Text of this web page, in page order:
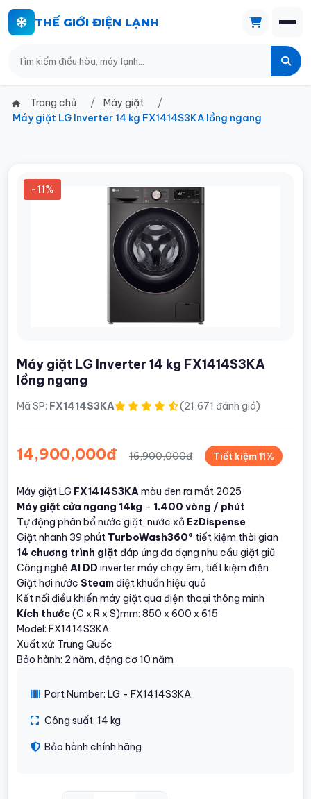
THẾ GIỚI ĐIỆN LẠNH
Trang chủ
Máy giặt
Máy giặt LG Inverter 14 kg FX1414S3KA lồng ngang
-11%
Máy giặt LG Inverter 14 kg FX1414S3KA
lồng ngang
Mã SP: FX1414S3KA (21,671 đánh giá)
14,900,000đ 16,900,000đ Tiết kiệm 11%
Máy giặt LG FX1414S3KA màu đen ra mắt 2025
Máy giặt cửa ngang 14kg – 1.400 vòng / phút
Tự động phân bổ nước giặt, nước xả EzDispense
Giặt nhanh 39 phút TurboWash360º tiết kiệm thời gian
14 chương trình giặt đáp ứng đa dạng nhu cầu giặt giũ
Công nghệ AI DD inverter máy chạy êm, tiết kiệm điện
Giặt hơi nước Steamdiệt khuẩn hiệu quả
Kết nối điều khiển máy giặt qua điện thoại thông minh
Kích thước(C x R x S)mm: 850 x 600 x 615
Model: FX1414S3KA
Xuất xứ: Trung Quốc
Bảo hành: 2 năm, động cơ 10 năm
Part Number: LG - FX1414S3KA
Công suất: 14 kg
Bảo hành chính hãng